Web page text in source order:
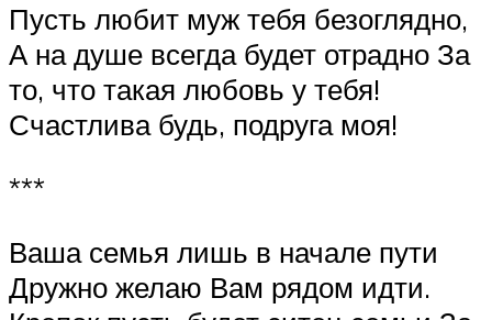
Пусть любит муж тебя безоглядно,
А на душе всегда будет отрадно За
то, что такая любовь у тебя!
Счастлива будь, подруга моя!
***
Ваша семья лишь в начале пути
Дружно желаю Вам рядом идти.